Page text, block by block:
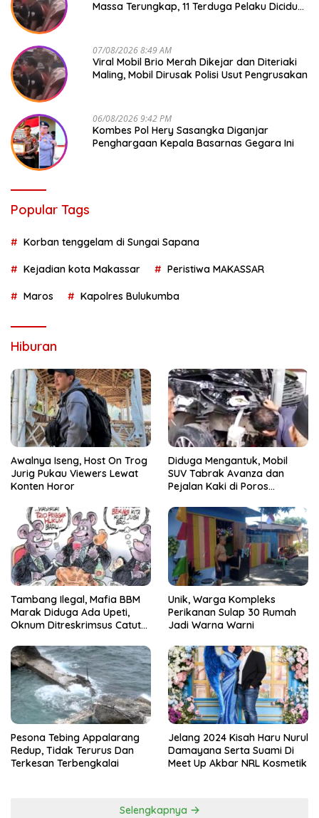
Massa Terungkap, 11 Terduga Pelaku Diciduk
07/08/2026 8:49 AM
Viral Mobil Brio Merah Dikejar dan Diteriaki
Maling, Mobil Dirusak Polisi Usut Pengrusakan
06/08/2026 9:42 PM
Kombes Pol Hery Sasangka Diganjar
Penghargaan Kepala Basarnas Gegara Ini
Popular Tags
Korban tenggelam di Sungai Sapana
Kejadian kota Makassar Peristiwa MAKASSAR
Maros Kapolres Bulukumba
Hiburan
Awalnya Iseng, Host On Trog
Jurig Pukau Viewers Lewat
Konten Horor
Diduga Mengantuk, Mobil
SUV Tabrak Avanza dan
Pejalan Kaki di Poros
Tambang Ilegal, Mafia BBM
Marak Diduga Ada Upeti,
Oknum Ditreskrimsus Catut
Unik, Warga Kompleks
Perikanan Sulap 30 Rumah
Jadi Warna Warni
Pesona Tebing Appalarang
Redup, Tidak Terurus Dan
Terkesan Terbengkalai
Jelang 2024 Kisah Haru Nurul
Damayana Serta Suami Di
Meet Up Akbar NRL Kosmetik
Selengkapnya